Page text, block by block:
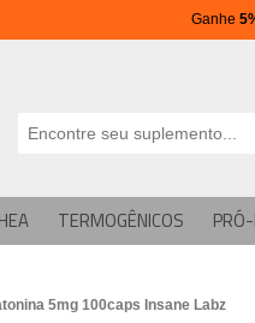
Ganhe
TERMOGÊNICOS
5mg 100caps Insane Labz